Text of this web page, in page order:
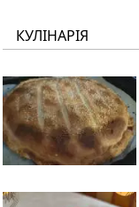
КУЛІНАРІЯ